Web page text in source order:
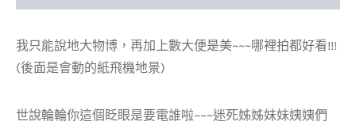
我只能說地大物博，再加上數大便是美~~~哪裡拍都好看!!!
(後面是會動的紙飛機地景)
世說輪輪你這個眨眼是要電誰啦~~~迷死姊姊妹妹姨姨們